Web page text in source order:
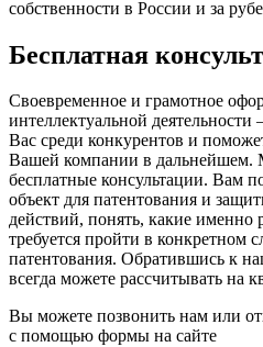
собственности в России и за
Бесплатная
Своевременное и грамотное
интеллектуальной
Вас среди конкурентов и
Вашей компании в дальнейшем.
бесплатные консультации. Вам
объект для патентования и
действий, понять, какие
требуется пройти в конкретном
патентования. Обратившись к
всегда можете рассчитывать на
Вы можете позвонить нам или
с помощью формы на сайте